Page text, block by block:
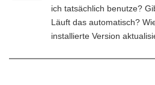
ich tatsächlich benutze?
Läuft das automatisch?
installierte Version